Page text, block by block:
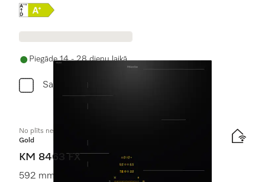
Online Label Flag, Energoefektivitātes etiķete
Piegāde 14 - 28 dienu laikā
Salīdzini
No plīts neatk. indukcijas plīts virsma
Gold
KM 8463 FX
592 mm | Atsevišķas gatavošanas zonas un